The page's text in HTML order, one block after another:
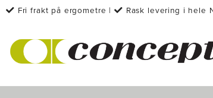
Fri frakt på ergometre | Rask levering i hele